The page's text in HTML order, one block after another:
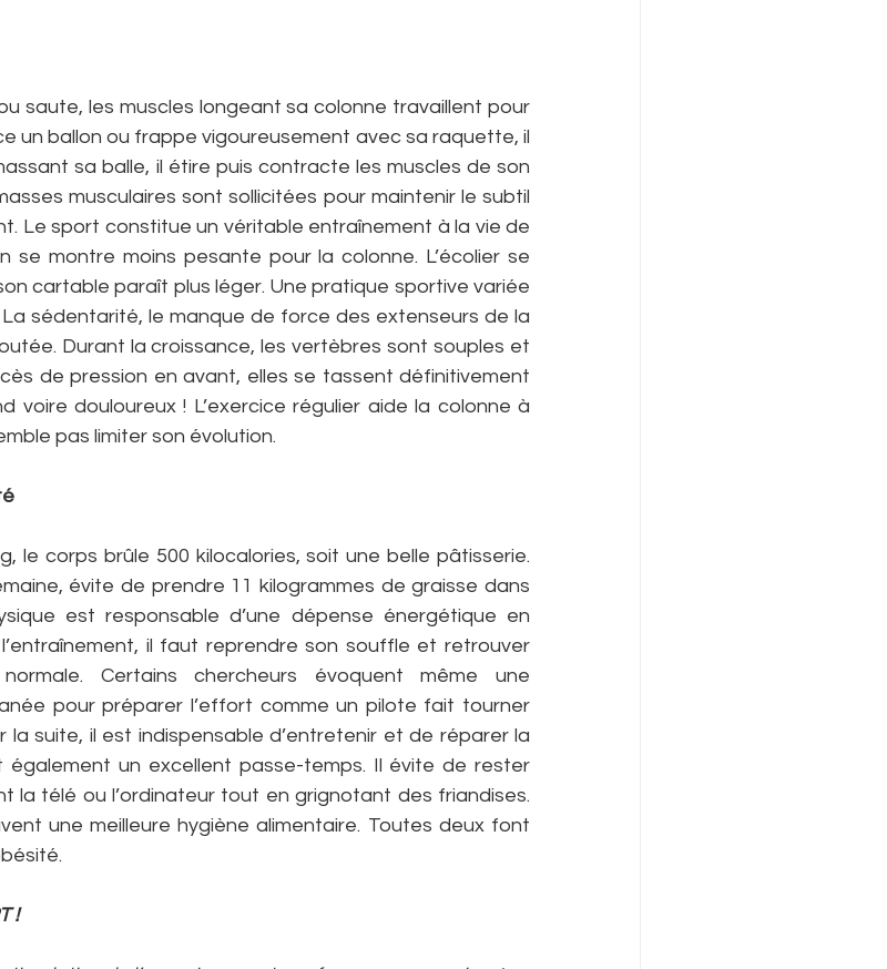
saute, les muscles longeant sa colonne travaillent pour
un ballon ou frappe vigoureusement avec sa raquette, il
sa balle, il étire puis contracte les muscles de son
musculaires sont sollicitées pour maintenir le subtil
Le sport constitue un véritable entraînement à la vie de
se montre moins pesante pour la colonne. L’écolier se
cartable paraît plus léger. Une pratique sportive variée
sédentarité, le manque de force des extenseurs de la
Durant la croissance, les vertèbres sont souples et
de pression en avant, elles se tassent définitivement
voire douloureux ! L’exercice régulier aide la colonne à
pas limiter son évolution.
le corps brûle 500 kilocalories, soit une belle pâtisserie.
évite de prendre 11 kilogrammes de graisse dans
est responsable d’une dépense énergétique en
il faut reprendre son souffle et retrouver
Certains chercheurs évoquent même une
pour préparer l’effort comme un pilote fait tourner
la suite, il est indispensable d’entretenir et de réparer la
également un excellent passe-temps. Il évite de rester
la télé ou l’ordinateur tout en grignotant des friandises.
une meilleure hygiène alimentaire. Toutes deux font
!